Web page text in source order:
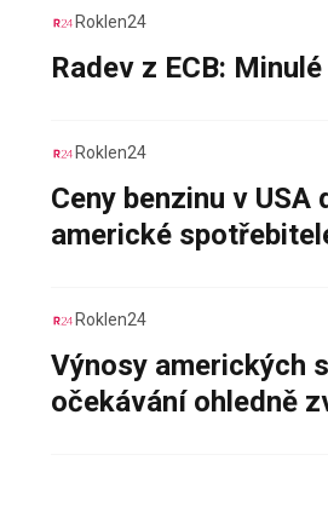
Roklen24
Radev z ECB:
Roklen24
Ceny benzinu v
americké
Roklen24
Výnosy amerických
očekávání ohledně